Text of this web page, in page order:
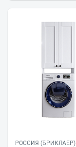
РОССИЯ (БРИКЛАЕР)